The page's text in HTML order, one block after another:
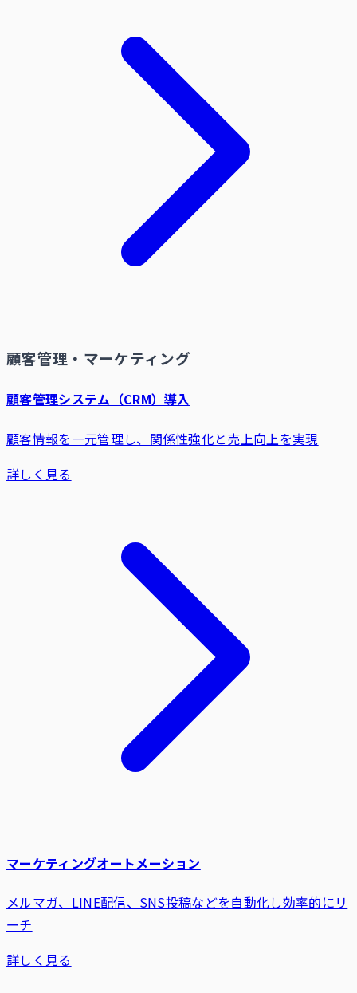
顧客管理・マーケティング
顧客管理システム（CRM）導入
顧客情報を一元管理し、関係性強化と売上向上を実現
詳しく見る
マーケティングオートメーション
メルマガ、LINE配信、SNS投稿などを自動化し効率的にリ
ーチ
詳しく見る